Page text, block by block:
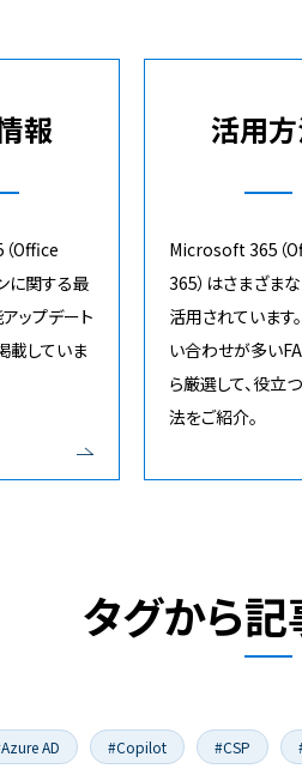
報
Office
に関する最
ップデート
載していま
活用
Microsoft 365（
365）はさまざま
活用されています
い合わせが多い
ら厳選して、役立
法をご紹介。
タグから
AD #Copilot #CSP